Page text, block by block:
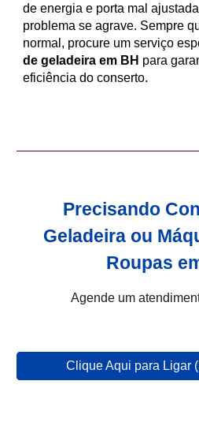
de energia e porta mal
problema se agrave. Sempre
normal, procure um serviço
de geladeira em BH para
eficiência do conserto.
Precisando
Geladeira ou
Roupas
Agende um
Clique Aqui para Ligar